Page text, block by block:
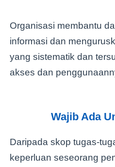
Organisasi membantu
informasi dan
yang sistematik dan
akses dan
Wajib Ada
Daripada skop tugas-
keperluan seseorang